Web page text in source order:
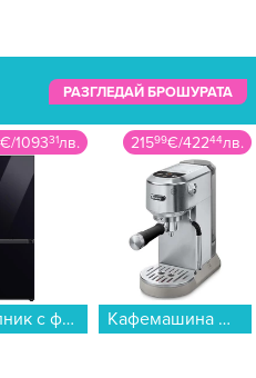
кръстиха на бащата на
вратар и президент на
съюз Борислав
РАЗГЛЕДАЙ БРОШУРАТА
€/42244лв.
Кафемашина DeLonghi EC890.M...
69999€/136907лв.
Смартфон Xiaomi 17T 256/12 BLACK MZB0NOCEU , 12 GB, 256 GB...